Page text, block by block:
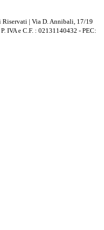
| Via D. Annibali, 17/19
IVA e C.F. : 02131140432 - PEC: